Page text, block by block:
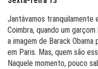
Jantávamos tranquilamente
Coimbra, quando um
a imagem de Barack
em Paris. Mas, quem são
Naquele momento, pouco